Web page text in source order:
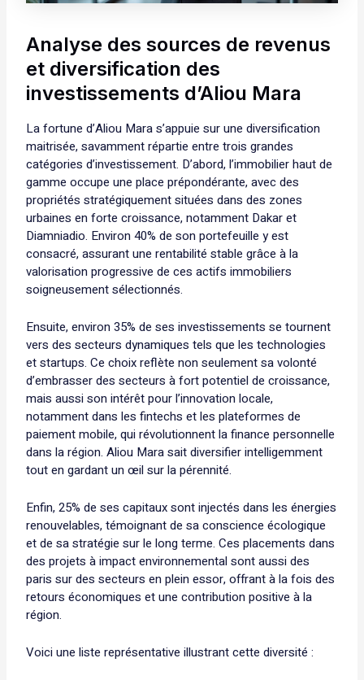
Analyse des sources de revenus
et diversification des
investissements d’Aliou Mara
La fortune d’Aliou Mara s’appuie sur une diversification
maitrisée, savamment répartie entre trois grandes
catégories d’investissement. D’abord, l’immobilier haut de
gamme occupe une place prépondérante, avec des
propriétés stratégiquement situées dans des zones
urbaines en forte croissance, notamment Dakar et
Diamniadio. Environ 40% de son portefeuille y est
consacré, assurant une rentabilité stable grâce à la
valorisation progressive de ces actifs immobiliers
soigneusement sélectionnés.
Ensuite, environ 35% de ses investissements se tournent
vers des secteurs dynamiques tels que les technologies
et startups. Ce choix reflète non seulement sa volonté
d’embrasser des secteurs à fort potentiel de croissance,
mais aussi son intérêt pour l’innovation locale,
notamment dans les fintechs et les plateformes de
paiement mobile, qui révolutionnent la finance personnelle
dans la région. Aliou Mara sait diversifier intelligemment
tout en gardant un œil sur la pérennité.
Enfin, 25% de ses capitaux sont injectés dans les énergies
renouvelables, témoignant de sa conscience écologique
et de sa stratégie sur le long terme. Ces placements dans
des projets à impact environnemental sont aussi des
paris sur des secteurs en plein essor, offrant à la fois des
retours économiques et une contribution positive à la
région.
Voici une liste représentative illustrant cette diversité :